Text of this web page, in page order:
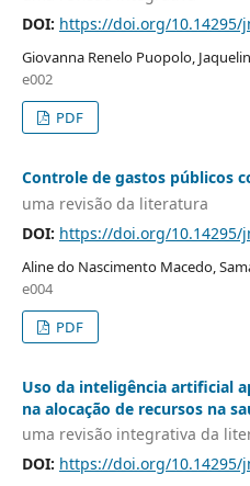
DOI: https://doi.org/10.14295/
Giovanna Renelo Puopolo,
e002
PDF
Controle de gastos públicos
uma revisão da literatura
DOI: https://doi.org/10.14295/
Aline do Nascimento Macedo,
e004
PDF
Uso da inteligência artificial
na alocação de recursos na
uma revisão integrativa da
DOI: https://doi.org/10.14295/